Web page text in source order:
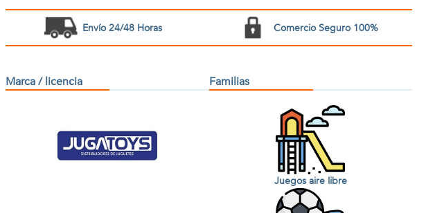
Envío 24/48 Horas Comercio Seguro 100%
Marca / licencia Familias
Juegos aire libre